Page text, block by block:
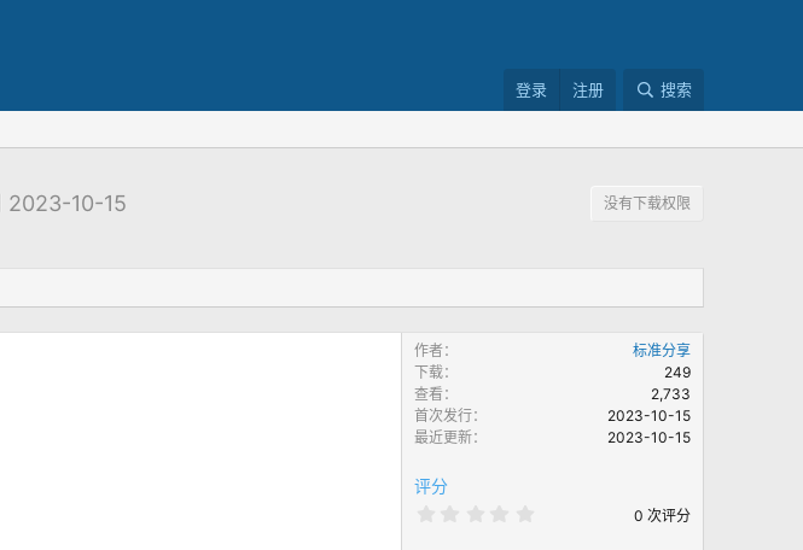
登录 注册 搜索
2023-10-15
没有下载权限
作者
标准分享
下载
249
查看
2,733
首次发行
2023-10-15
最近更新
2023-10-15
评分
0 次评分